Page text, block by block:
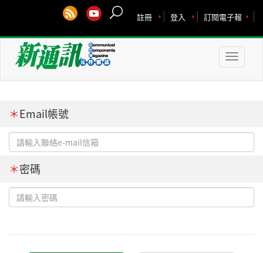
訂閱電子報
登入
註冊
Toggle
＊Email帳號
＊密碼